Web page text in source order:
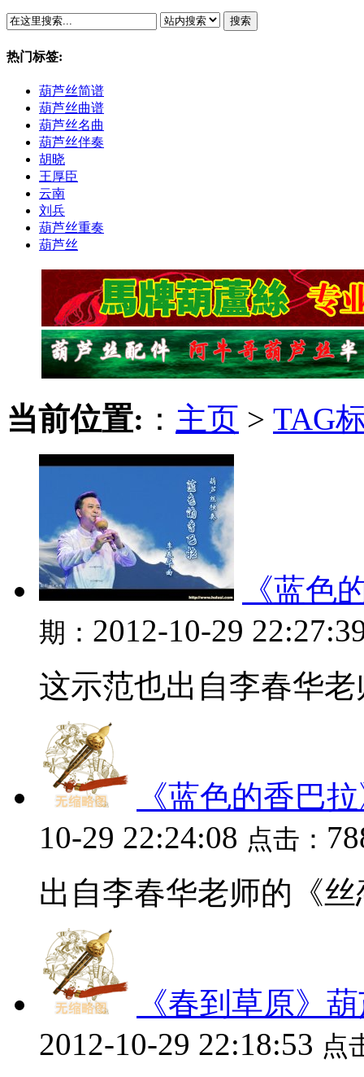
搜索
热门标签:
葫芦丝简谱
葫芦丝曲谱
葫芦丝名曲
葫芦丝伴奏
胡晓
王厚臣
云南
刘兵
葫芦丝重奏
葫芦丝
当前位置: ： 主页 > TAG
《蓝色
期： 2012-10-29
这示范也出自李春华
《蓝色的香巴
10-29 22:24:08 点击：
出自李春华老师的《
《春到草原》
2012-10-29 22:18:53 点